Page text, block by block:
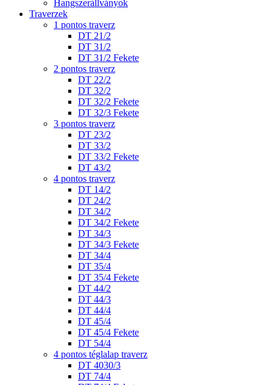
Hangszerállványok
Traverzek
1 pontos traverz
DT 21/2
DT 31/2
DT 31/2 Fekete
2 pontos traverz
DT 22/2
DT 32/2
DT 32/2 Fekete
DT 32/3 Fekete
3 pontos traverz
DT 23/2
DT 33/2
DT 33/2 Fekete
DT 43/2
4 pontos traverz
DT 14/2
DT 24/2
DT 34/2
DT 34/2 Fekete
DT 34/3
DT 34/3 Fekete
DT 34/4
DT 35/4
DT 35/4 Fekete
DT 44/2
DT 44/3
DT 44/4
DT 45/4
DT 45/4 Fekete
DT 54/4
4 pontos téglalap traverz
DT 4030/3
DT 74/4